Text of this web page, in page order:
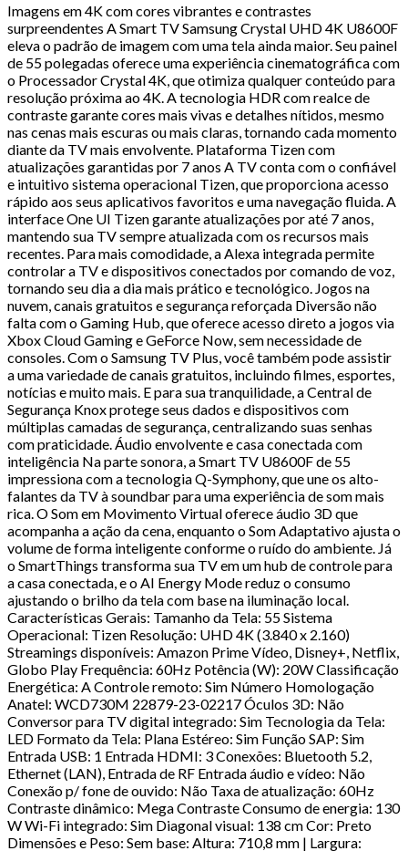
Imagens em 4K com cores vibrantes e contrastes
surpreendentes A Smart TV Samsung Crystal UHD 4K U8600F
eleva o padrão de imagem com uma tela ainda maior. Seu painel
de 55 polegadas oferece uma experiência cinematográfica com
o Processador Crystal 4K, que otimiza qualquer conteúdo para
resolução próxima ao 4K. A tecnologia HDR com realce de
contraste garante cores mais vivas e detalhes nítidos, mesmo
nas cenas mais escuras ou mais claras, tornando cada momento
diante da TV mais envolvente. Plataforma Tizen com
atualizações garantidas por 7 anos A TV conta com o confiável
e intuitivo sistema operacional Tizen, que proporciona acesso
rápido aos seus aplicativos favoritos e uma navegação fluida. A
interface One UI Tizen garante atualizações por até 7 anos,
mantendo sua TV sempre atualizada com os recursos mais
recentes. Para mais comodidade, a Alexa integrada permite
controlar a TV e dispositivos conectados por comando de voz,
tornando seu dia a dia mais prático e tecnológico. Jogos na
nuvem, canais gratuitos e segurança reforçada Diversão não
falta com o Gaming Hub, que oferece acesso direto a jogos via
Xbox Cloud Gaming e GeForce Now, sem necessidade de
consoles. Com o Samsung TV Plus, você também pode assistir
a uma variedade de canais gratuitos, incluindo filmes, esportes,
notícias e muito mais. E para sua tranquilidade, a Central de
Segurança Knox protege seus dados e dispositivos com
múltiplas camadas de segurança, centralizando suas senhas
com praticidade. Áudio envolvente e casa conectada com
inteligência Na parte sonora, a Smart TV U8600F de 55
impressiona com a tecnologia Q-Symphony, que une os alto-
falantes da TV à soundbar para uma experiência de som mais
rica. O Som em Movimento Virtual oferece áudio 3D que
acompanha a ação da cena, enquanto o Som Adaptativo ajusta o
volume de forma inteligente conforme o ruído do ambiente. Já
o SmartThings transforma sua TV em um hub de controle para
a casa conectada, e o AI Energy Mode reduz o consumo
ajustando o brilho da tela com base na iluminação local.
Características Gerais: Tamanho da Tela: 55 Sistema
Operacional: Tizen Resolução: UHD 4K (3.840 x 2.160)
Streamings disponíveis: Amazon Prime Vídeo, Disney+, Netflix,
Globo Play Frequência: 60Hz Potência (W): 20W Classificação
Energética: A Controle remoto: Sim Número Homologação
Anatel: WCD730M 22879-23-02217 Óculos 3D: Não
Conversor para TV digital integrado: Sim Tecnologia da Tela:
LED Formato da Tela: Plana Estéreo: Sim Função SAP: Sim
Entrada USB: 1 Entrada HDMI: 3 Conexões: Bluetooth 5.2,
Ethernet (LAN), Entrada de RF Entrada áudio e vídeo: Não
Conexão p/ fone de ouvido: Não Taxa de atualização: 60Hz
Contraste dinâmico: Mega Contraste Consumo de energia: 130
W Wi-Fi integrado: Sim Diagonal visual: 138 cm Cor: Preto
Dimensões e Peso: Sem base: Altura: 710,8 mm | Largura: